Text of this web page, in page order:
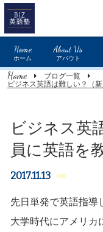
Home
ホーム
About Us
アバウト
Home
ブログ一覧
ビジネス英語は難しい？（
ビジネス英
員に英語を
2017.11.13
先日単発で英語指導
大学時代にアメリカ